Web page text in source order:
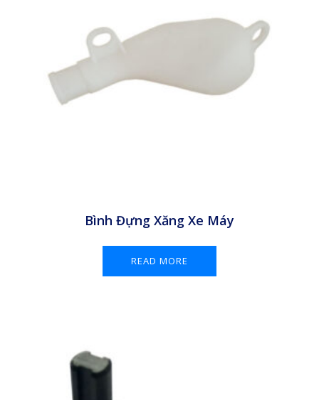
Bình Đựng Xăng Xe Máy
READ MORE